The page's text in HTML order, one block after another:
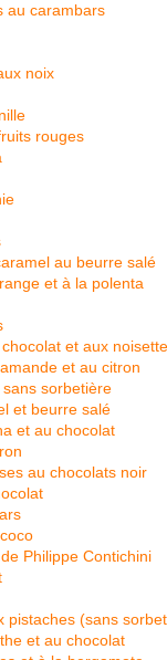
au carambars
noix
rouges
au beurre salé
et à la polenta
et aux
et au citron
sorbetière
et beurre salé
et au chocolat
au chocolats noir
Philippe Contichini
pistaches (sans
et au chocolat